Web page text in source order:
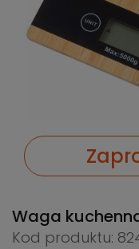
Waga
Kod produktu: